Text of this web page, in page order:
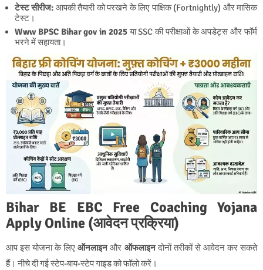
टेस्ट सीरीज: आपकी तैयारी को परखने के लिए पाक्षिक (Fortnightly) और मासिक
टेस्ट।
Www BPSC Bihar gov in 2025या SSC की परीक्षाओं के अपडेट्स और फॉर्म
भरने में सहायता।
Bihar BE EBC Free Coaching Yojana
Apply Online (आवेदन प्रक्रिया)
आप इस योजना के लिएऑनलाइनऔर ऑफलाइनदोनों तरीकों से आवेदन कर सकते
हैं। नीचे दी गई स्टेप-बाय-स्टेप गाइड को फॉलो करें।